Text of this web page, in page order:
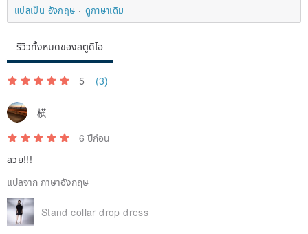
แปลเป็น อังกฤษ
ดูภาษาเดิม
รีวิวทั้งหมดของสตูดิโอ
5 (3)
横
6 ปีก่อน
สวย!!!
แปลจาก ภาษาอังกฤษ
Stand collar drop dress